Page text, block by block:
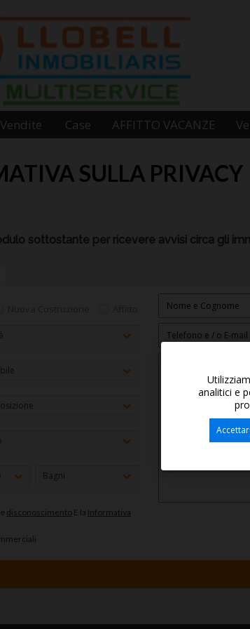
Vendite Case AFFITTO VACANZE
SULLA PRIVACY
sottostante per ricevere avvisi circa gli
Bagni
disconoscimento E la Informativa
analitici e